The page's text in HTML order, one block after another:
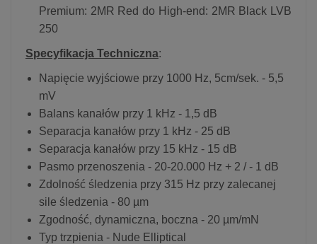
Premium: 2MR Red do High-end: 2MR Black LVB
250
Specyfikacja Techniczna:
Napięcie wyjściowe przy 1000 Hz, 5cm/sek. - 5,5
mV
Balans kanałów przy 1 kHz - 1,5 dB
Separacja kanałów przy 1 kHz - 25 dB
Separacja kanałów przy 15 kHz - 15 dB
Pasmo przenoszenia - 20-20.000 Hz + 2 / - 1 dB
Zdolność śledzenia przy 315 Hz przy zalecanej
sile śledzenia - 80 µm
Zgodność, dynamiczna, boczna - 20 µm/mN
Typ trzpienia - Nude Elliptical